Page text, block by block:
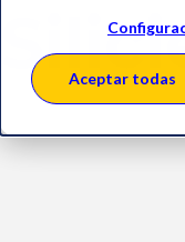
Aceptar todas